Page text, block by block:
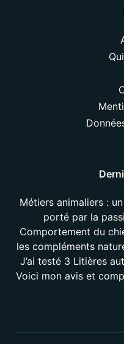
Métiers animaliers :
porté par la
Comportement du
les compléments
J’ai testé 3 Litières
Voici mon avis et